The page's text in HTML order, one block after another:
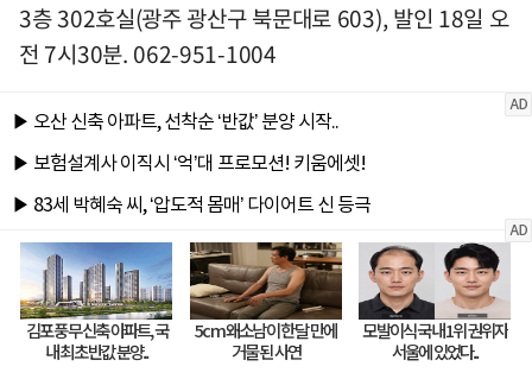
3층 302호실(광주 광산구 북문대로 603), 발인 18일 오
전 7시30분. 062-951-1004